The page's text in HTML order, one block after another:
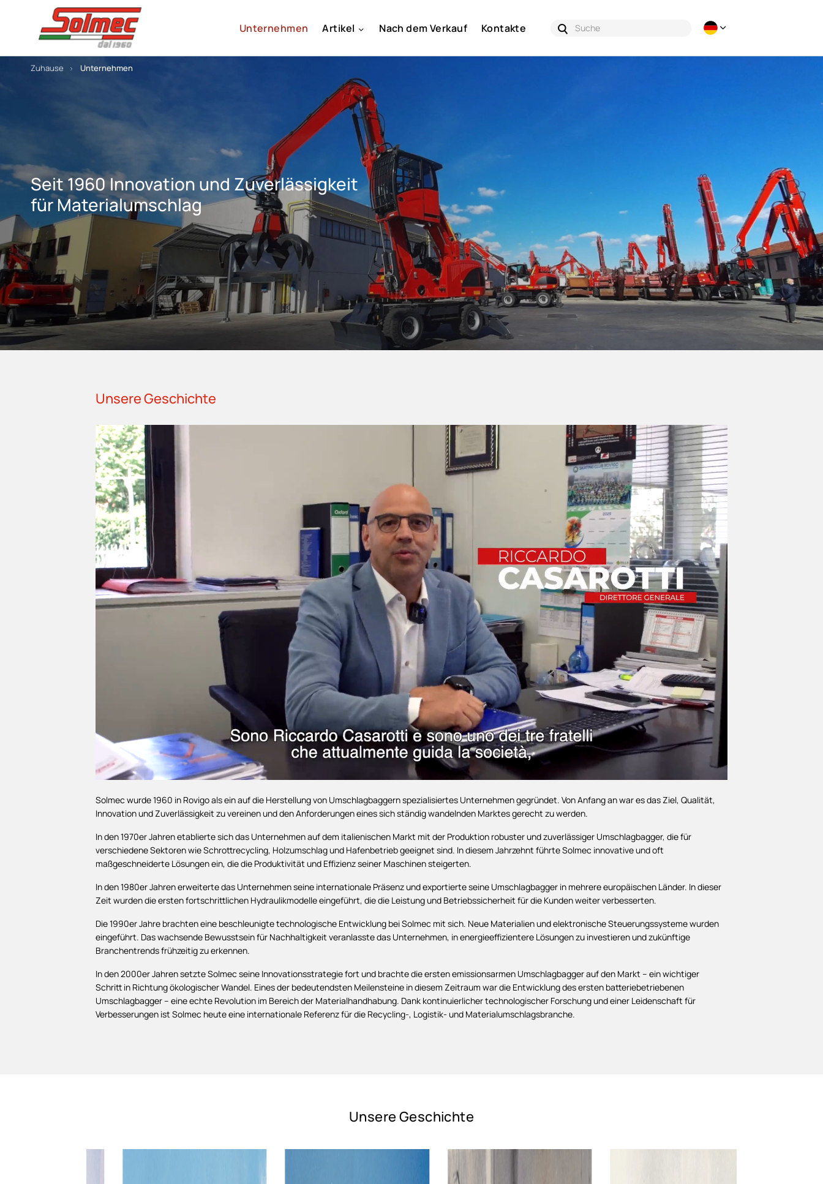
Unternehmen Artikel Nach dem Verkauf Kontakte
Zuhause Unternehmen
Seit 1960 Innovation und Zuverlässigkeit
für Materialumschlag
Unsere Geschichte
Solmec wurde 1960 in Rovigo als ein auf die Herstellung von Umschlagbaggern spezialisiertes Unternehmen gegründet. Von Anfang an war es das Ziel, Qualität,
Innovation und Zuverlässigkeit zu vereinen und den Anforderungen eines sich ständig wandelnden Marktes gerecht zu werden.
In den 1970er Jahren etablierte sich das Unternehmen auf dem italienischen Markt mit der Produktion robuster und zuverlässiger Umschlagbagger, die für
verschiedene Sektoren wie Schrottrecycling, Holzumschlag und Hafenbetrieb geeignet sind. In diesem Jahrzehnt führte Solmec innovative und oft
maßgeschneiderte Lösungen ein, die die Produktivität und Effizienz seiner Maschinen steigerten.
In den 1980er Jahren erweiterte das Unternehmen seine internationale Präsenz und exportierte seine Umschlagbagger in mehrere europäischen Länder. In dieser
Zeit wurden die ersten fortschrittlichen Hydraulikmodelle eingeführt, die die Leistung und Betriebssicherheit für die Kunden weiter verbesserten.
Die 1990er Jahre brachten eine beschleunigte technologische Entwicklung bei Solmec mit sich. Neue Materialien und elektronische Steuerungssysteme wurden
eingeführt. Das wachsende Bewusstsein für Nachhaltigkeit veranlasste das Unternehmen, in energieeffizientere Lösungen zu investieren und zukünftige
Branchentrends frühzeitig zu erkennen.
In den 2000er Jahren setzte Solmec seine Innovationsstrategie fort und brachte die ersten emissionsarmen Umschlagbagger auf den Markt – ein wichtiger
Schritt in Richtung ökologischer Wandel. Eines der bedeutendsten Meilensteine in diesem Zeitraum war die Entwicklung des ersten batteriebetriebenen
Umschlagbagger – eine echte Revolution im Bereich der Materialhandhabung. Dank kontinuierlicher technologischer Forschung und einer Leidenschaft für
Verbesserungen ist Solmec heute eine internationale Referenz für die Recycling-, Logistik- und Materialumschlagsbranche.
Unsere Geschichte